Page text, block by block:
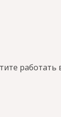
работать